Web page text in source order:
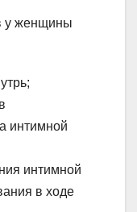
у женщины
интимной
интимной
в ходе